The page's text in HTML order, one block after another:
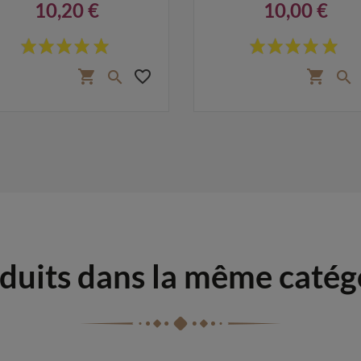
Prix
10,20 €
shopping_cart  favorite_border
Prix
10,00 €
shopping_cart 
dans la même